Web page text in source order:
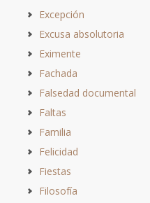
Excepción
Excusa absolutoria
Eximente
Fachada
Falsedad documental
Faltas
Familia
Felicidad
Fiestas
Filosofía